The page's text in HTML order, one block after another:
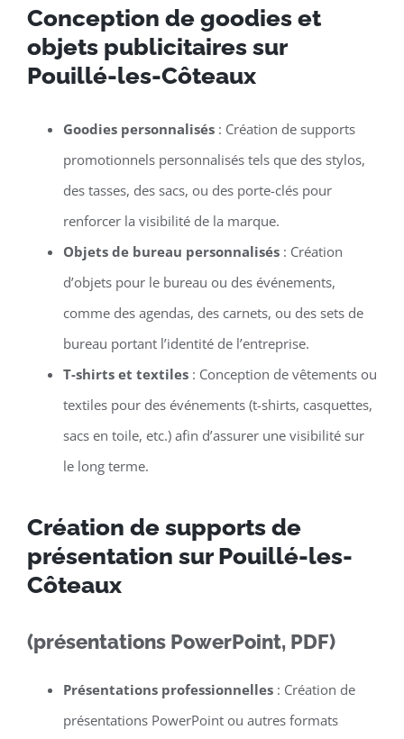
Conception de goodies et
objets publicitaires sur
Pouillé-les-Côteaux
Goodies personnalisés: Création de supports
promotionnels personnalisés tels que des stylos,
des tasses, des sacs, ou des porte-clés pour
renforcer la visibilité de la marque.
Objets de bureau personnalisés: Création
d’objets pour le bureau ou des événements,
comme des agendas, des carnets, ou des sets de
bureau portant l’identité de l’entreprise.
T-shirts et textiles: Conception de vêtements ou
textiles pour des événements (t-shirts, casquettes,
sacs en toile, etc.) afin d’assurer une visibilité sur
le long terme.
Création de supports de
présentation sur Pouillé-les-
Côteaux
(présentations PowerPoint, PDF)
Présentations professionnelles: Création de
présentations PowerPoint ou autres formats